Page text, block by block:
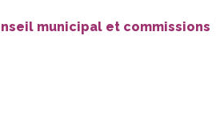
municipal et commissions